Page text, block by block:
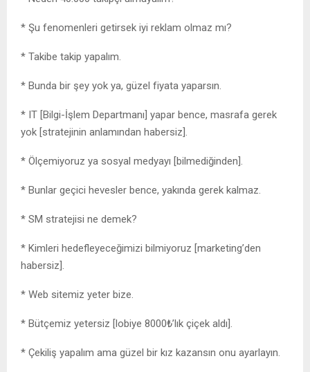
* Şu fenomenleri getirsek iyi reklam olmaz mı?
* Takibe takip yapalım.
* Bunda bir şey yok ya, güzel fiyata yaparsın.
* IT [Bilgi-İşlem Departmanı] yapar bence, masrafa gerek
yok [stratejinin anlamından habersiz].
* Ölçemiyoruz ya sosyal medyayı [bilmediğinden].
* Bunlar geçici hevesler bence, yakında gerek kalmaz.
* SM stratejisi ne demek?
* Kimleri hedefleyeceğimizi bilmiyoruz [marketing’den
habersiz].
* Web sitemiz yeter bize.
* Bütçemiz yetersiz [lobiye 8000₺’lık çiçek aldı].
* Çekiliş yapalım ama güzel bir kız kazansın onu ayarlayın.